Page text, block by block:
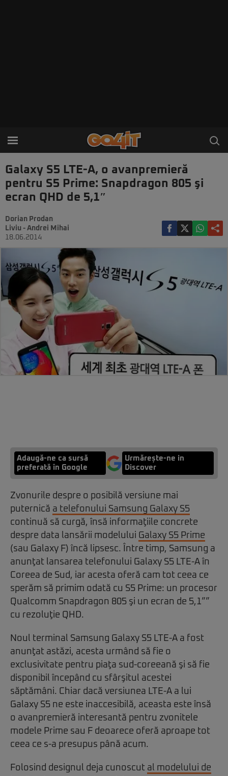
Galaxy S5 LTE-A, o avanpremieră
pentru S5 Prime: Snapdragon 805 şi
ecran QHD de 5,1″
Dorian Prodan
Liviu - Andrei Mihai
18.06.2014
Adaugă-ne ca sursă
preferată în Google
Urmărește-ne in
Discover
Zvonurile despre o posibilă versiune mai
puternică a telefonului Samsung Galaxy S5
continuă să curgă, însă informaţiile concrete
despre data lansării modelului Galaxy S5 Prime
(sau Galaxy F) încă lipsesc. Între timp, Samsung a
anunţat lansarea telefonului Galaxy S5 LTE-A în
Coreea de Sud, iar acesta oferă cam tot ceea ce
sperăm să primim odată cu S5 Prime: un procesor
Qualcomm Snapdragon 805 şi un ecran de 5,1””
cu rezoluţie QHD.
Noul terminal Samsung Galaxy S5 LTE-A a fost
anunţat astăzi, acesta urmând să fie o
exclusivitate pentru piaţa sud-coreeană şi să fie
disponibil începând cu sfârşitul acestei
săptămâni. Chiar dacă versiunea LTE-A a lui
Galaxy S5 ne este inaccesibilă, aceasta este însă
o avanpremieră interesantă pentru zvonitele
modele Prime sau F deoarece oferă aproape tot
ceea ce s-a presupus până acum.
Folosind designul deja cunoscut al modelului de